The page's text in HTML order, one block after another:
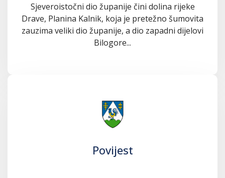
Sjeveroistočni dio županije čini dolina rijeke
Drave, Planina Kalnik, koja je pretežno šumovita
zauzima veliki dio županije, a dio zapadni dijelovi
Bilogore...
Povijest